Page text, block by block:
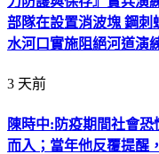
部隊在設置消波塊 鋼刺
水河口實施阻絕河道演
3 天前
陳時中:防疫期間社會
而入；當年他反覆提醒